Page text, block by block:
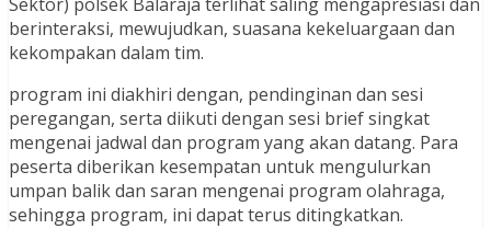
berinteraksi, mewujudkan, suasana kekeluargaan dan
kekompakan dalam tim.
program ini diakhiri dengan, pendinginan dan sesi
peregangan, serta diikuti dengan sesi brief singkat
mengenai jadwal dan program yang akan datang. Para
peserta diberikan kesempatan untuk mengulurkan
umpan balik dan saran mengenai program olahraga,
sehingga program, ini dapat terus ditingkatkan.